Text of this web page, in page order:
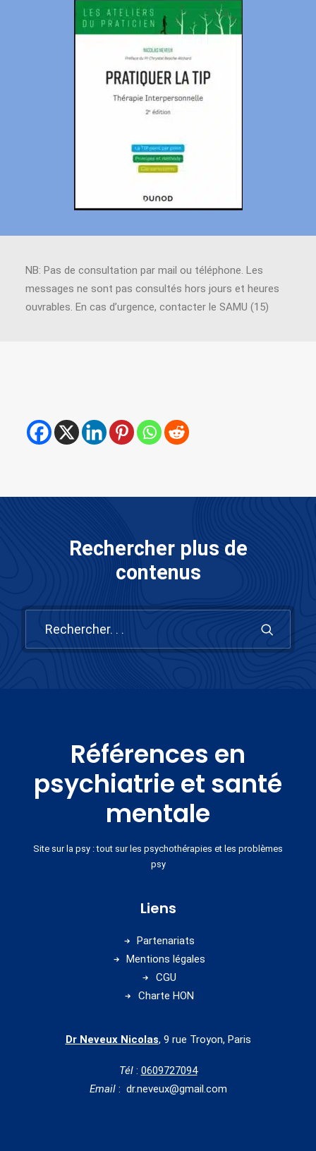
NB: Pas de consultation par mail ou téléphone. Les
messages ne sont pas consultés hors jours et heures
ouvrables. En cas d’urgence, contacter le SAMU (15)
Rechercher plus de
contenus
Références en
psychiatrie et santé
mentale
Site sur la psy : tout sur les psychothérapies et les problèmes
psy
Liens
Partenariats
Mentions légales
CGU
Charte HON
Dr Neveux Nicolas, 9 rue Troyon, Paris
Tél : 0609727094
Email: dr.neveux@gmail.com